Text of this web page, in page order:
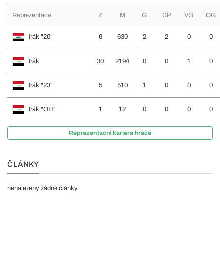
Reprezentace Z M G GP VG OG
Irák "20" 6 630 2 2 0 0
Irák 30 2194 0 0 1 0
Irák "23" 5 510 1 0 0 0
Irák "OH" 1 12 0 0 0 0
Reprezentační kariéra hráče
ČLÁNKY
nenalezeny žádné články